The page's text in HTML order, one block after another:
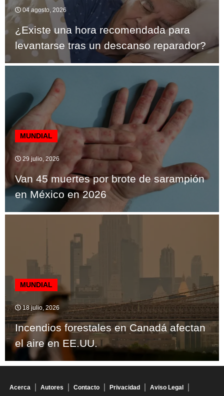
04 agosto, 2026
¿Existe una hora recomendada para
levantarse tras un descanso reparador?
MUNDIAL
29 julio, 2026
Van 45 muertes por brote de sarampión
en México en 2026
MUNDIAL
18 julio, 2026
Incendios forestales en Canadá afectan
el aire en EE.UU.
Acerca Autores Contacto Privacidad Aviso Legal